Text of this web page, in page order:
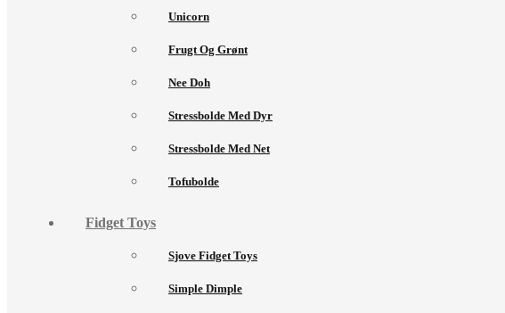
Unicorn
Frugt Og Grønt
Nee Doh
Stressbolde Med Dyr
Stressbolde Med Net
Tofubolde
Fidget Toys
Sjove Fidget Toys
Simple Dimple